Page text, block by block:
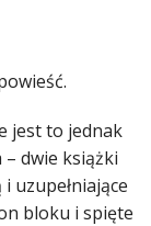
jest to jednak
dwie książki
uzupełniające
bloku i spięte